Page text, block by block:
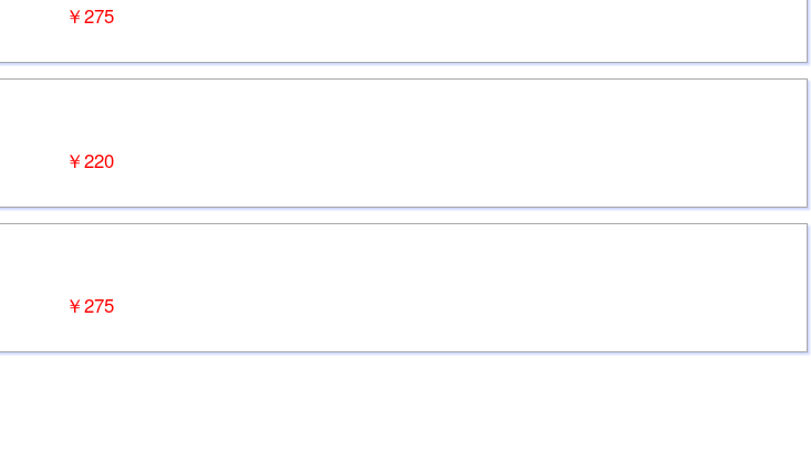
￥275
￥220
￥275